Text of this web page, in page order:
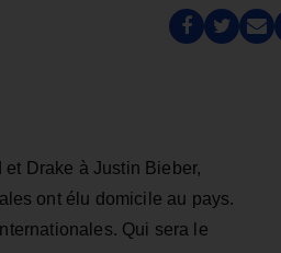
et Drake à Justin Bieber,
ont élu domicile au pays.
Qui sera le